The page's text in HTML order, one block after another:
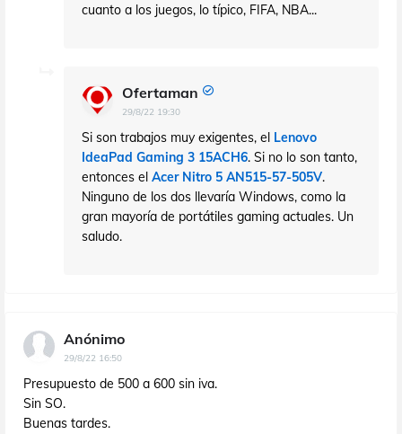
cuanto a los juegos, lo típico, FIFA, NBA...
Ofertaman
29/8/22 19:30
Si son trabajos muy exigentes, el Lenovo
IdeaPad Gaming 3 15ACH6. Si no lo son tanto,
entonces el Acer Nitro 5 AN515-57-505V.
Ninguno de los dos llevaría Windows, como la
gran mayoría de portátiles gaming actuales. Un
saludo.
Anónimo
29/8/22 16:50
Presupuesto de 500 a 600 sin iva.
Sin SO.
Buenas tardes.